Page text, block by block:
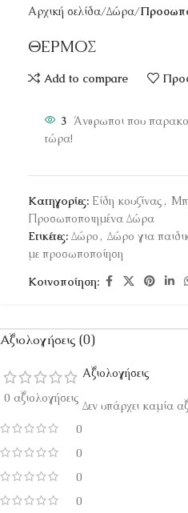
Αρχική σελίδα Δώρα
ΘΕΡΜΟΣ
Add to compare
3 Άνθρωποι που
τώρα!
Κατηγορίες: Είδη κουζίνας ,
Προσωποποιημένα Δώρα
Ετικέτες: Δώρο , Δώρο για
με προσωποποίηση
Κοινοποίηση:
Αξιολογήσεις (0)
0 αξιολογήσεις
0
0
0
0
Αξιολογήσεις
Δεν υπάρχει καμία